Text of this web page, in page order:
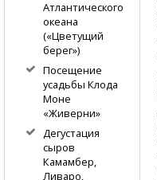
Атлантического
океана
(«Цветущий
берег»)
Посещение
усадьбы Клода
Моне
«Живерни»
Дегустация
сыров
Камамбер,
Ливаро,